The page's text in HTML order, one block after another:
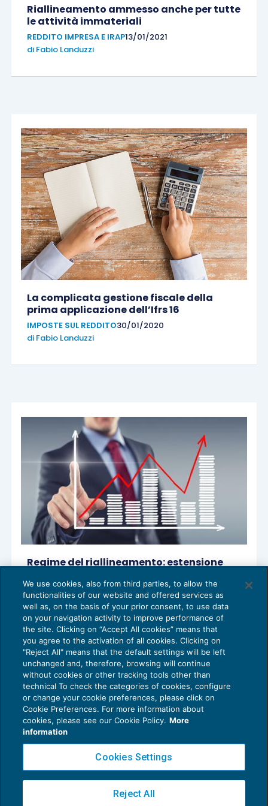
Riallineamento ammesso anche per tutte
le attività immateriali
REDDITO IMPRESA E IRAP13/01/2021
di Fabio Landuzzi
La complicata gestione fiscale della
prima applicazione dell’Ifrs 16
IMPOSTE SUL REDDITO30/01/2020
di Fabio Landuzzi
Regime del riallineamento: estensione
OPERAZIONI STRAORDINARIE 24/09/2018
diDomenico Santoro eGianluca Cristofori
1 2
Privacy Policy
Cookie Policy
Copyright 2016 ©Gruppo Euroconference S.p.A.v2.32.2
Piazza Luigi Einaudi, 10N01 - 20124 Milano - info@ecnews.it
We use cookies, also from third parties, to allow the
functionalities of our website and offered services as
well as, on the basis of your prior consent, to use data
on your navigation activity to improve performance of
the site. Clicking on “Accept All cookies” means that
you agree to the activation of all cookies. Clicking on
"Reject All" means that the default settings will be left
unchanged and, therefore, browsing will continue
without cookies or other tracking tools other than
technical To check the categories of cookies, configure
or change your cookie preferences, please click on
Cookie Preferences. For more information about
cookies, please see our Cookie Policy. More
information
Cookies Settings
Reject All